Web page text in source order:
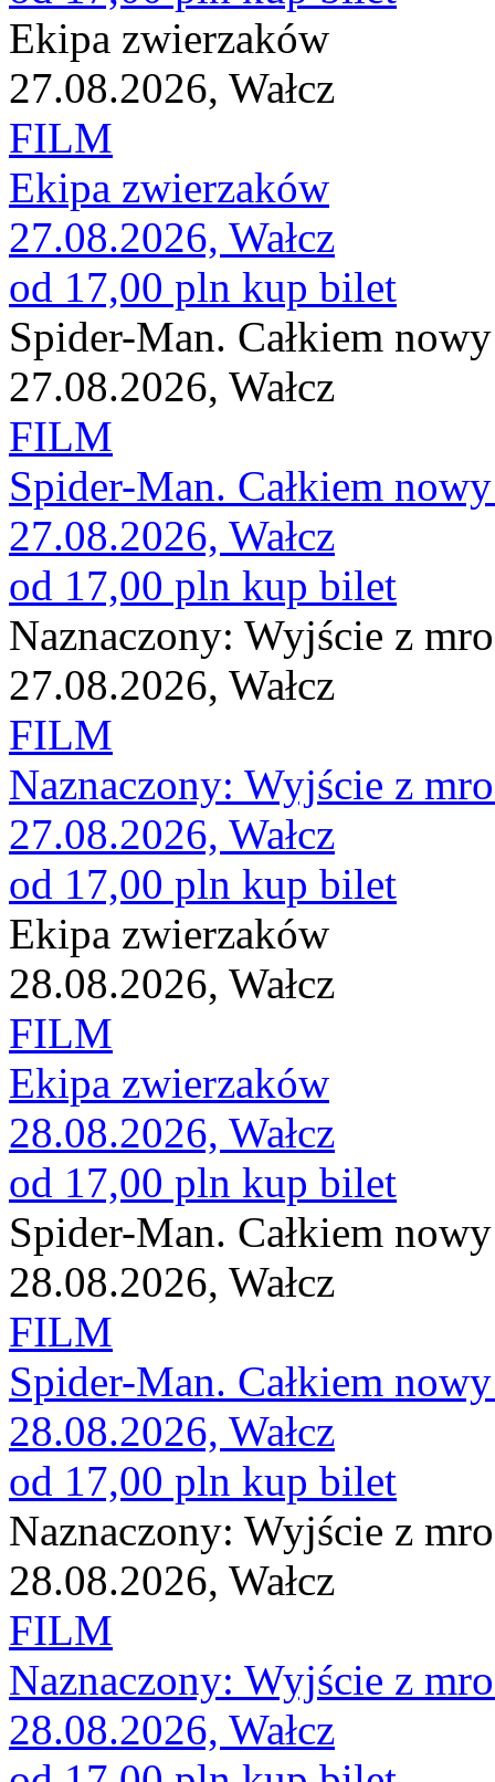
Ekipa zwierzaków
27.08.2026, Wałcz
FILM
Ekipa zwierzaków
27.08.2026, Wałcz
od 17,00 pln kup bilet
Spider-Man. Całkiem
27.08.2026, Wałcz
FILM
Spider-Man. Całkiem
27.08.2026, Wałcz
od 17,00 pln kup bilet
Naznaczony: Wyjście z
27.08.2026, Wałcz
FILM
Naznaczony: Wyjście z
27.08.2026, Wałcz
od 17,00 pln kup bilet
Ekipa zwierzaków
28.08.2026, Wałcz
FILM
Ekipa zwierzaków
28.08.2026, Wałcz
od 17,00 pln kup bilet
Spider-Man. Całkiem
28.08.2026, Wałcz
FILM
Spider-Man. Całkiem
28.08.2026, Wałcz
od 17,00 pln kup bilet
Naznaczony: Wyjście z
28.08.2026, Wałcz
FILM
Naznaczony: Wyjście z
28.08.2026, Wałcz